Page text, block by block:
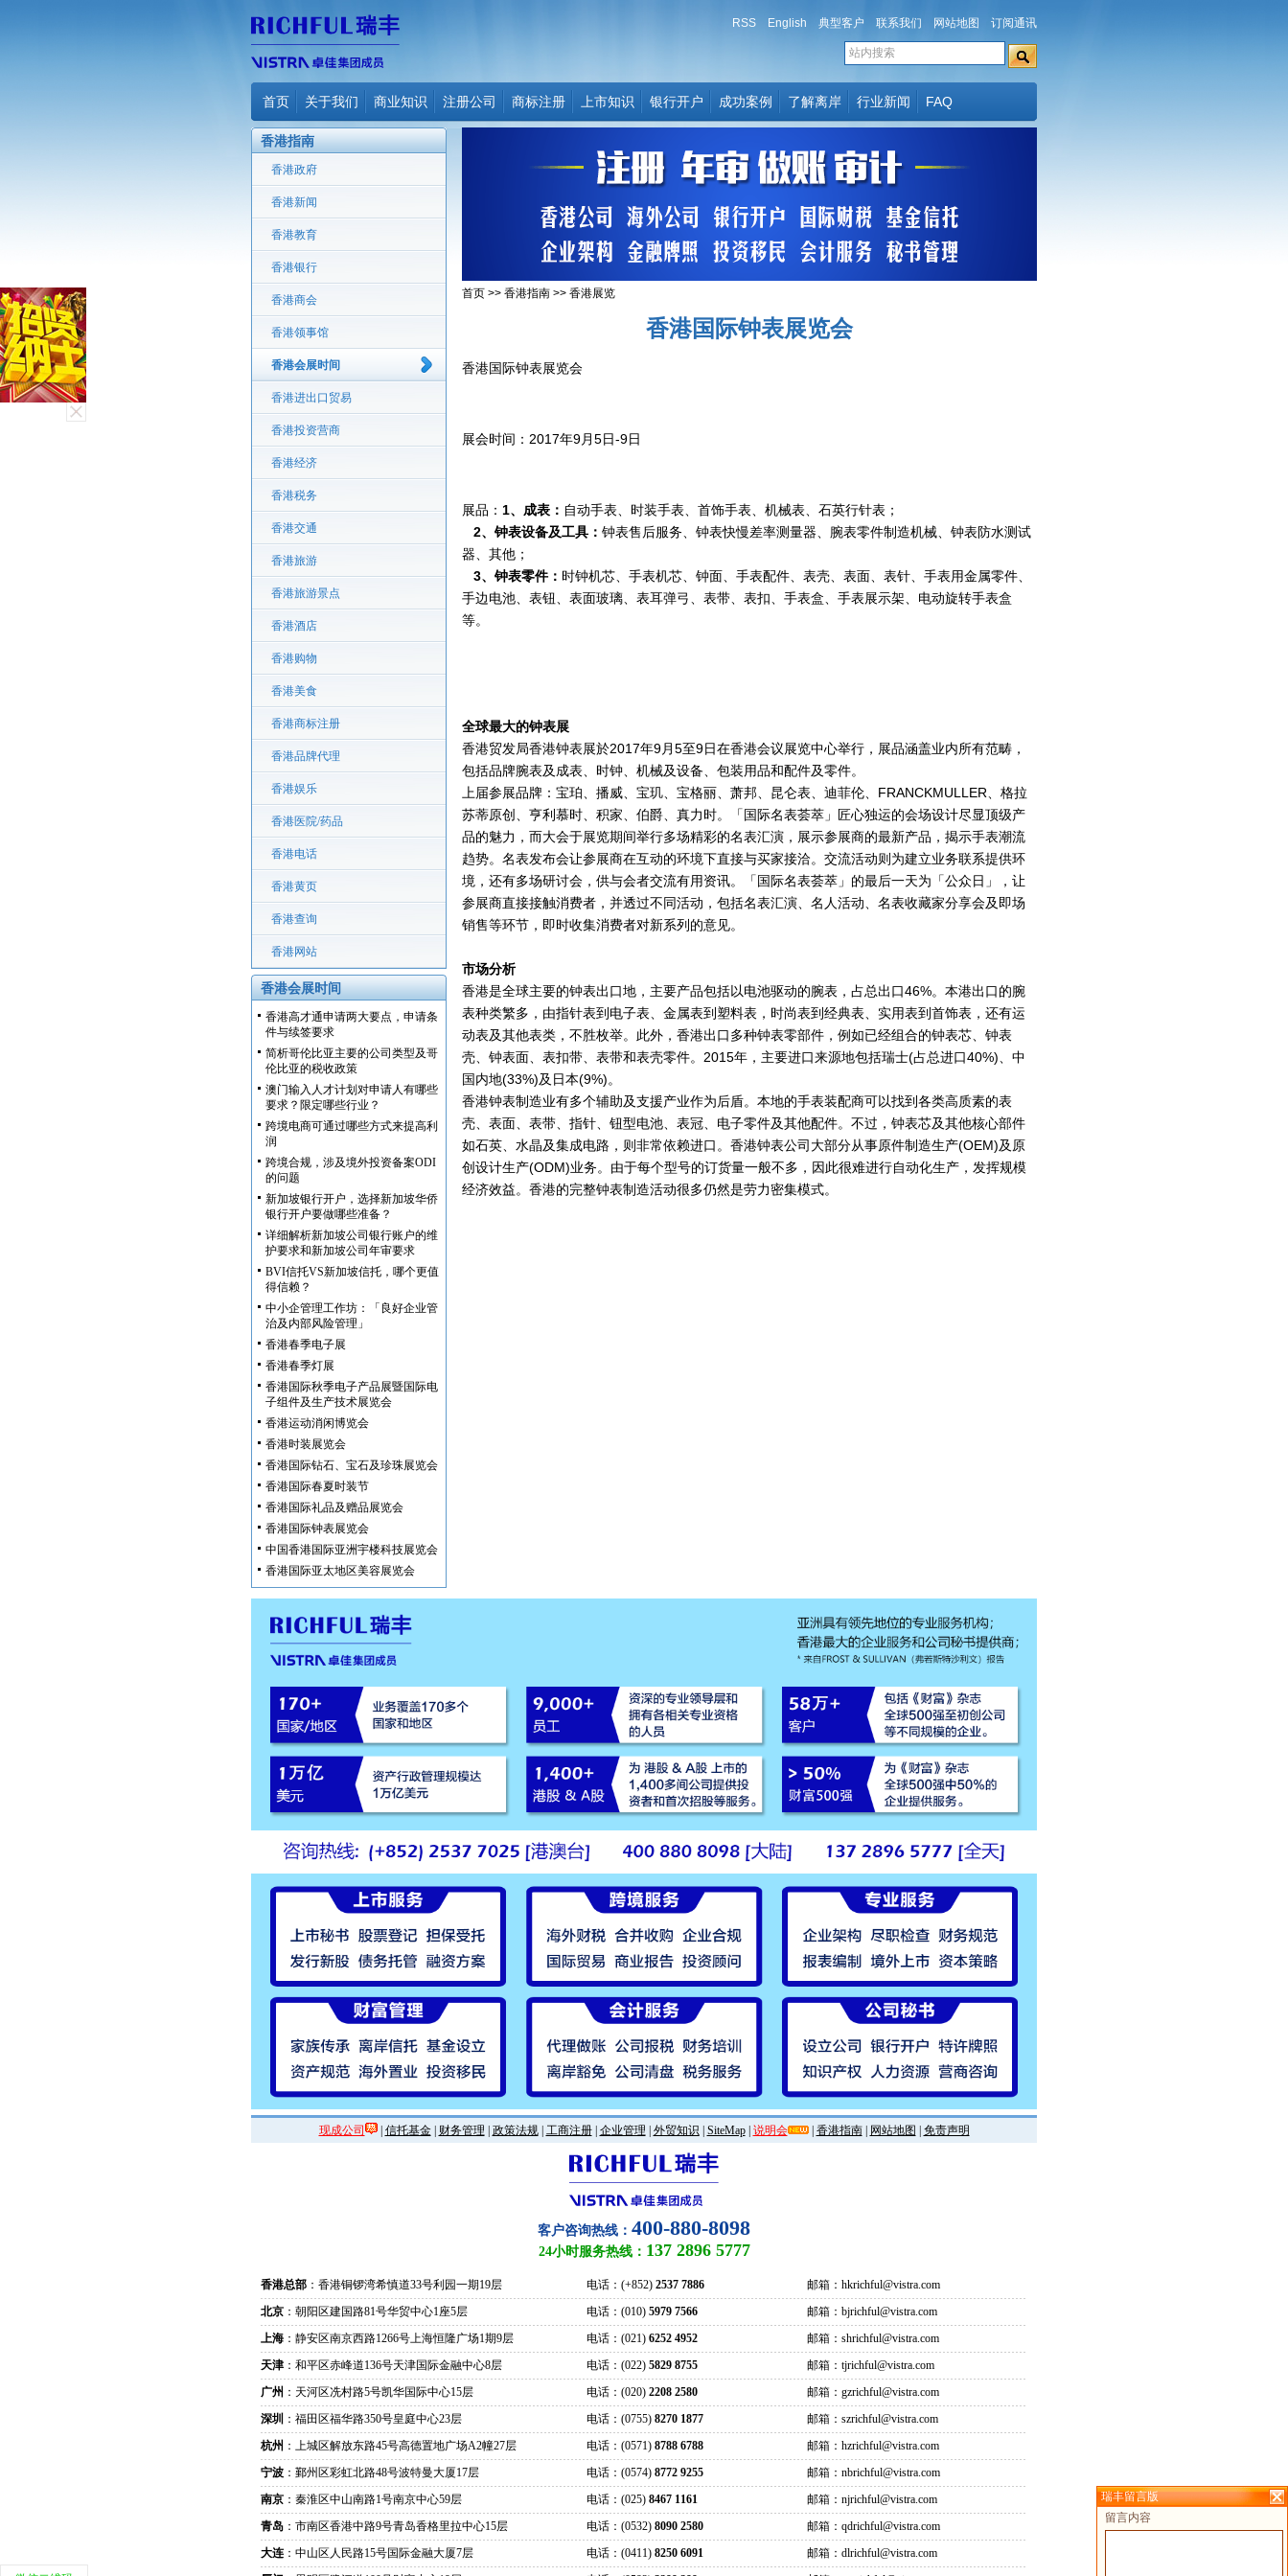
RSS English 典型客户 联系我们 网站地图 订阅通讯
首页 关于我们 商业知识 注册公司 商标注册 上市知识 银行开户 成功案例 了解离岸 行业新闻 FAQ
香港指南
香港政府
香港新闻
香港教育
香港银行
香港商会
香港领事馆
香港会展时间
香港进出口贸易
香港投资营商
香港经济
香港税务
香港交通
香港旅游
香港旅游景点
香港酒店
香港购物
香港美食
香港商标注册
香港品牌代理
香港娱乐
香港医院/药品
香港电话
香港黄页
香港查询
香港网站
香港会展时间
香港高才通申请两大要点，申请条
件与续签要求
简析哥伦比亚主要的公司类型及哥
伦比亚的税收政策
澳门输入人才计划对申请人有哪些
要求？限定哪些行业？
跨境电商可通过哪些方式来提高利
润
跨境合规，涉及境外投资备案ODI
的问题
新加坡银行开户，选择新加坡华侨
银行开户要做哪些准备？
详细解析新加坡公司银行账户的维
护要求和新加坡公司年审要求
BVI信托VS新加坡信托，哪个更值
得信赖？
中小企管理工作坊：「良好企业管
治及内部风险管理」
香港春季电子展
香港春季灯展
香港国际秋季电子产品展暨国际电
子组件及生产技术展览会
香港运动消闲博览会
香港时装展览会
香港国际钻石、宝石及珍珠展览会
香港国际春夏时装节
香港国际礼品及赠品展览会
香港国际钟表展览会
中国香港国际亚洲宇楼科技展览会
香港国际亚太地区美容展览会
首页 >> 香港指南 >> 香港展览
香港国际钟表展览会
香港国际钟表展览会
展会时间：2017年9月5日-9日
展品： 1、成表： 自动手表、时装手表、首饰手表、机械表、石英行针表；
2、钟表设备及工具： 钟表售后服务、钟表快慢差率测量器、腕表零件制造机械、钟表防水测试
器、其他；
3、钟表零件： 时钟机芯、手表机芯、钟面、手表配件、表壳、表面、表针、手表用金属零件、
手边电池、表钮、表面玻璃、表耳弹弓、表带、表扣、手表盒、手表展示架、电动旋转手表盒
等。
全球最大的钟表展
香港贸发局香港钟表展於2017年9月5至9日在香港会议展览中心举行，展品涵盖业内所有范畴，
包括品牌腕表及成表、时钟、机械及设备、包装用品和配件及零件。
上届参展品牌：宝珀、播威、宝玑、宝格丽、萧邦、昆仑表、迪菲伦、FRANCKMULLER、格拉
苏蒂原创、亨利慕时、积家、伯爵、真力时。「国际名表荟萃」匠心独运的会场设计尽显顶级产
品的魅力，而大会于展览期间举行多场精彩的名表汇演，展示参展商的最新产品，揭示手表潮流
趋势。名表发布会让参展商在互动的环境下直接与买家接洽。交流活动则为建立业务联系提供环
境，还有多场研讨会，供与会者交流有用资讯。「国际名表荟萃」的最后一天为「公众日」，让
参展商直接接触消费者，并透过不同活动，包括名表汇演、名人活动、名表收藏家分享会及即场
销售等环节，即时收集消费者对新系列的意见。
市场分析
香港是全球主要的钟表出口地，主要产品包括以电池驱动的腕表，占总出口46%。本港出口的腕
表种类繁多，由指针表到电子表、金属表到塑料表，时尚表到经典表、实用表到首饰表，还有运
动表及其他表类，不胜枚举。此外，香港出口多种钟表零部件，例如已经组合的钟表芯、钟表
壳、钟表面、表扣带、表带和表壳零件。2015年，主要进口来源地包括瑞士(占总进口40%)、中
国内地(33%)及日本(9%)。
香港钟表制造业有多个辅助及支援产业作为后盾。本地的手表装配商可以找到各类高质素的表
壳、表面、表带、指针、钮型电池、表冠、电子零件及其他配件。不过，钟表芯及其他核心部件
如石英、水晶及集成电路，则非常依赖进口。香港钟表公司大部分从事原件制造生产(OEM)及原
创设计生产(ODM)业务。由于每个型号的订货量一般不多，因此很难进行自动化生产，发挥规模
经济效益。香港的完整钟表制造活动很多仍然是劳力密集模式。
现成公司 | 信托基金| 财务管理 政策法规| 工商注册| 企业管理 外贸知识 SiteMap| 说明会 | 香港指南| 网站地图 免责声明
客户咨询热线： 400-880-8098
24小时服务热线： 137 2896 5777
香港总部 ：香港铜锣湾希慎道33号利园一期19层 电话：(+852) 2537 7886
邮箱：hkrichful@vistra.com
北京 ：朝阳区建国路81号华贸中心1座5层 电话：(010) 5979 7566
邮箱：bjrichful@vistra.com
上海 ：静安区南京西路1266号上海恒隆广场1期9层 电话：(021) 6252 4952
邮箱：shrichful@vistra.com
天津 ：和平区赤峰道136号天津国际金融中心8层 电话：(022) 5829 8755
邮箱：tjrichful@vistra.com
广州 ：天河区冼村路5号凯华国际中心15层 电话：(020) 2208 2580
邮箱：gzrichful@vistra.com
深圳 ：福田区福华路350号皇庭中心23层 电话：(0755) 8270 1877
邮箱：szrichful@vistra.com
杭州 ：上城区解放东路45号高德置地广场A2幢27层 电话：(0571) 8788 6788
邮箱：hzrichful@vistra.com
宁波 ：鄞州区彩虹北路48号波特曼大厦17层 电话：(0574) 8772 9255
邮箱：nbrichful@vistra.com
南京 ：秦淮区中山南路1号南京中心59层 电话：(025) 8467 1161
邮箱：njrichful@vistra.com
青岛 ：市南区香港中路9号青岛香格里拉中心15层 电话：(0532) 8090 2580
邮箱：qdrichful@vistra.com
大连 ：中山区人民路15号国际金融大厦7层 电话：(0411) 8250 6091
邮箱：dlrichful@vistra.com
瑞丰留言版
留言内容